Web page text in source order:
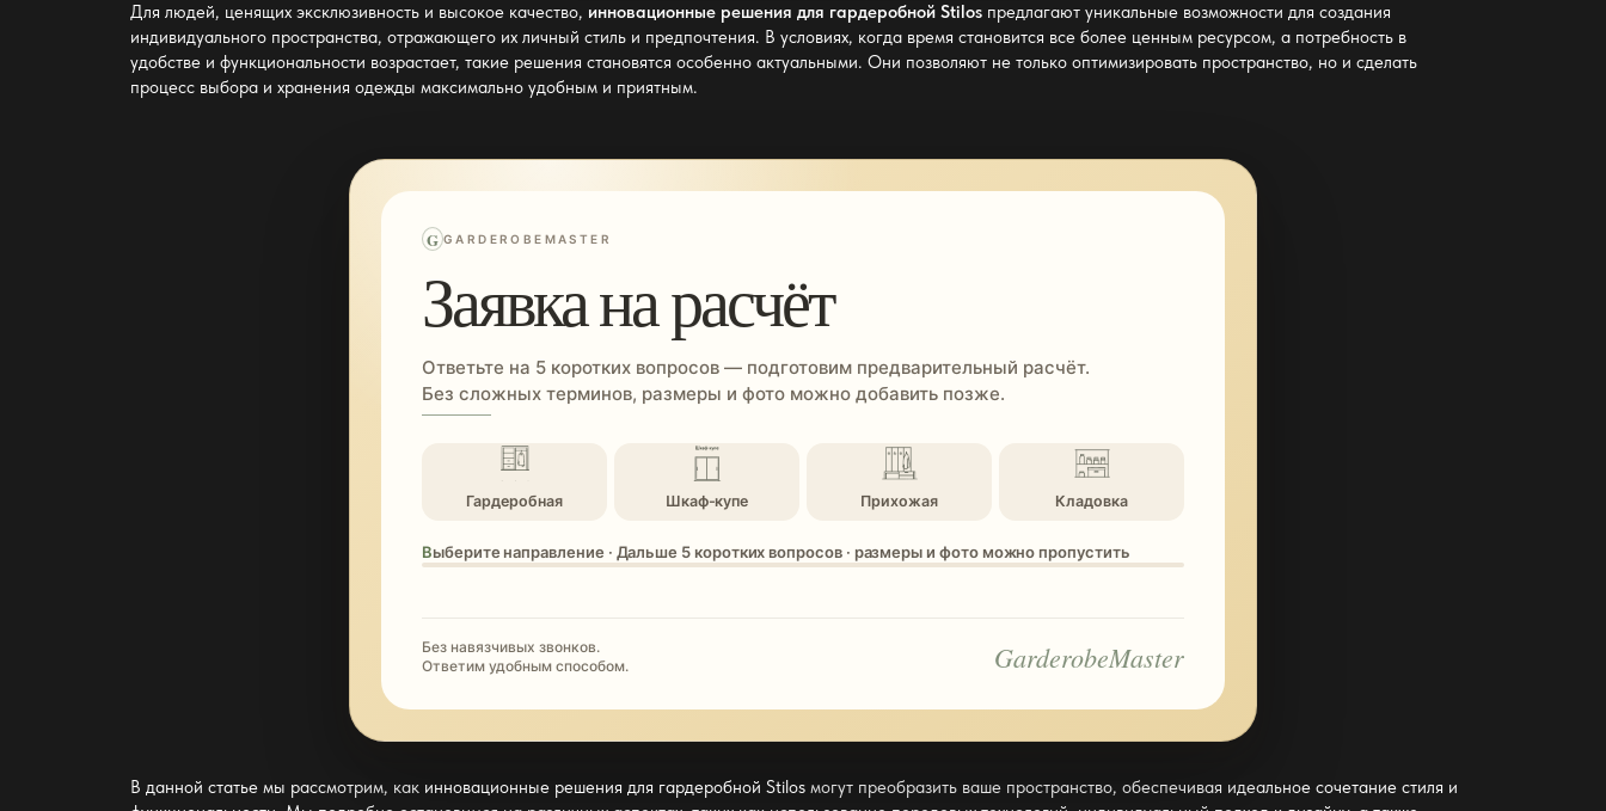
Для людей, ценящих эксклюзивность и высокое качество, инновационные решения для гардеробной Stilos предлагают уникальные возможности для создания
индивидуального пространства, отражающего их личный стиль и предпочтения. В условиях, когда время становится все более ценным ресурсом, а потребность в
удобстве и функциональности возрастает, такие решения становятся особенно актуальными. Они позволяют не только оптимизировать пространство, но и сделать
процесс выбора и хранения одежды максимально удобным и приятным.
G GARDEROBEMASTER
Заявка на расчёт
Ответьте на 5 коротких вопросов — подготовим предварительный расчёт.
Без сложных терминов, размеры и фото можно добавить позже.
Гардеробная Шкаф-купе Прихожая Кладовка
Выберите направление · Дальше 5 коротких вопросов · размеры и фото можно пропустить
Без навязчивых звонков.
Ответим удобным способом.
GarderobeMaster
В данной статье мы рассмотрим, как инновационные решения для гардеробной Stilos могут преобразить ваше пространство, обеспечивая идеальное сочетание стиля и